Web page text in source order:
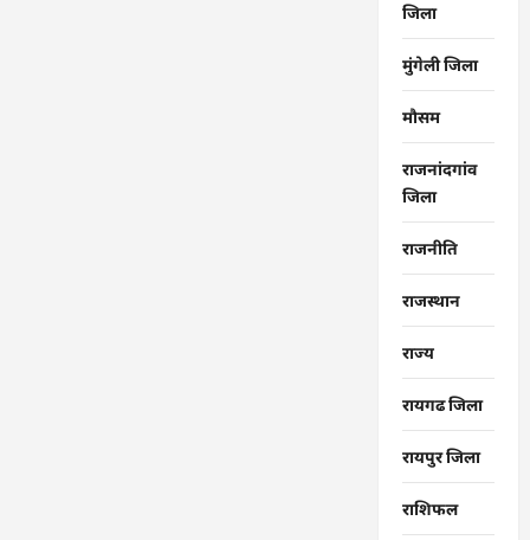
जिला
मुंगेली जिला
मौसम
राजनांदगांव
जिला
राजनीति
राजस्थान
राज्‍य
रायगढ जिला
रायपुर जिला
राशिफल